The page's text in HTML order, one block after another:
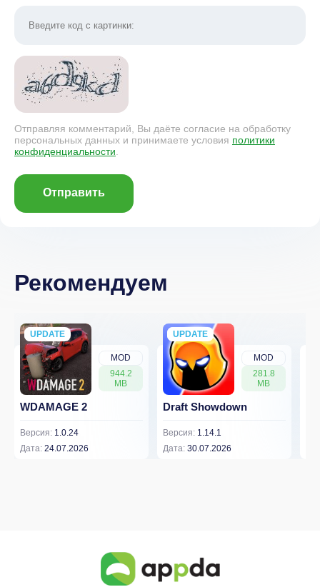
Отправляя комментарий, Вы даёте согласие на обработку
персональных данных и принимаете условия политики
конфиденциальности.
Отправить
Рекомендуем
MOD
944.2
MB
UPDATE
NEW
WDAMAGE 2
Версия: 1.0.24
Дата: 24.07.2026
MOD
281.8
MB
UPDATE
NEW
Draft Showdown
Версия: 1.14.1
Дата: 30.07.2026